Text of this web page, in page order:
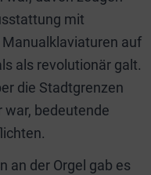
mit
auf
als revolutionär galt.
die Stadtgrenzen
war, bedeutende
an der Orgel gab es